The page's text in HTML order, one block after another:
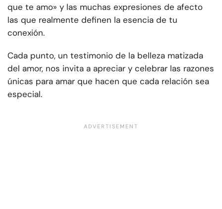
que te amo» y las muchas expresiones de afecto
las que realmente definen la esencia de tu
conexión.
Cada punto, un testimonio de la belleza matizada
del amor, nos invita a apreciar y celebrar las razones
únicas para amar que hacen que cada relación sea
especial.